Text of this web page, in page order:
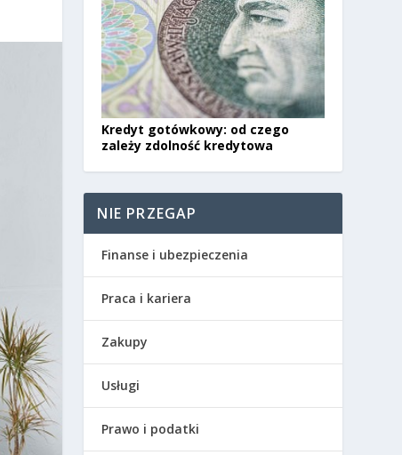
Kredyt gotówkowy: od czego
zależy zdolność kredytowa
NIE PRZEGAP
Finanse i ubezpieczenia
Praca i kariera
Zakupy
Usługi
Prawo i podatki